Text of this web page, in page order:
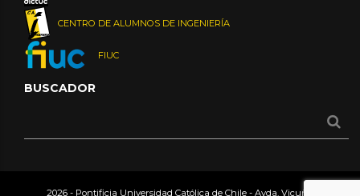
CENTRO DE ALUMNOS DE INGENIERÍA
FIUC
BUSCADOR
2026 - Pontificia Universidad Católica de Chile - Avda. Vicuña